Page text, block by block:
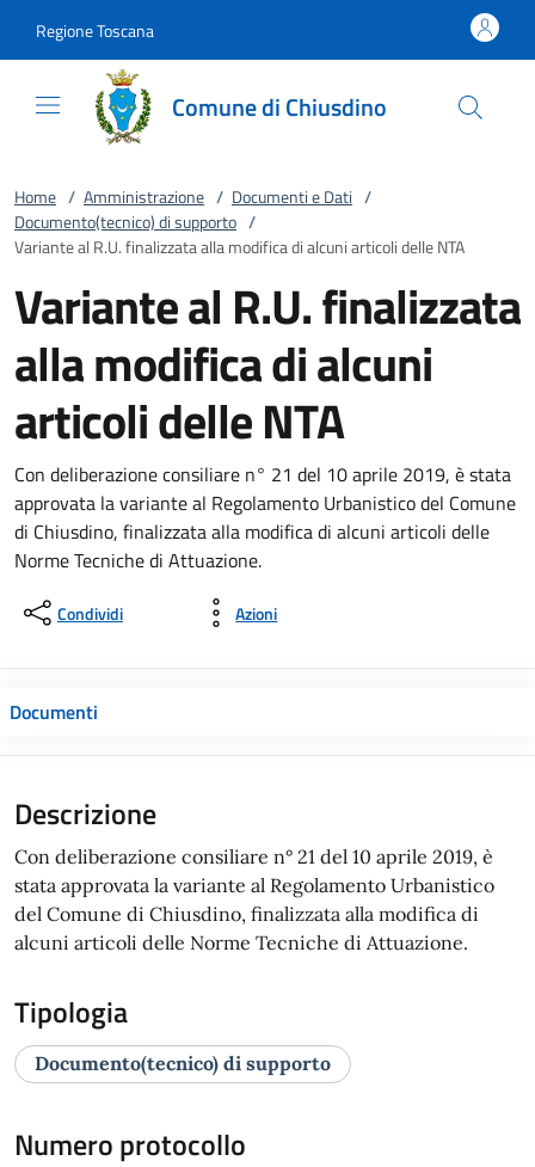
Regione Toscana
Comune di Chiusdino
Home / Amministrazione / Documenti e Dati /
Documento(tecnico) di supporto /
Variante al R.U. finalizzata alla modifica di alcuni articoli delle NTA
Variante al R.U. finalizzata
alla modifica di alcuni
articoli delle NTA
Con deliberazione consiliare n° 21 del 10 aprile 2019, è stata
approvata la variante al Regolamento Urbanistico del Comune
di Chiusdino, finalizzata alla modifica di alcuni articoli delle
Norme Tecniche di Attuazione.
Condividi Azioni
Documenti
Descrizione
Con deliberazione consiliare n° 21 del 10 aprile 2019, è
stata approvata la variante al Regolamento Urbanistico
del Comune di Chiusdino, finalizzata alla modifica di
alcuni articoli delle Norme Tecniche di Attuazione.
Tipologia
Documento(tecnico) di supporto
Numero protocollo